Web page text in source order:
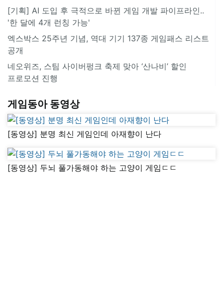
[기획] AI 도입 후 극적으로 바뀐 게임 개발 파이프라인..
'한 달에 4개 런칭 가능'
엑스박스 25주년 기념, 역대 기기 137종 게임패스 리스트
공개
네오위즈, 스팀 사이버펑크 축제 맞아 ‘산나비’ 할인
프로모션 진행
게임동아 동영상
[동영상] 분명 최신 게임인데 아재향이 난다
[동영상] 두뇌 풀가동해야 하는 고양이 게임ㄷㄷ